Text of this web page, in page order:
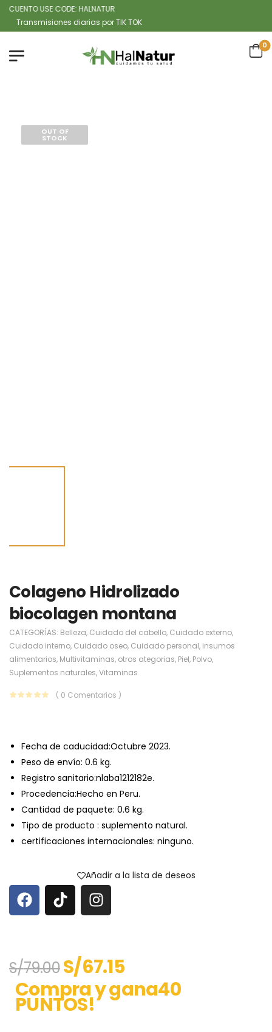
USE CODE: HALNATUR
diarias por TIK TOK
0
OUT OF
STOCK
Colageno Hidrolizado
biocolagen montana
CATEGORÍAS: Belleza, Cuidado del cabello, Cuidado externo,
Cuidado interno, Cuidado oseo, Cuidado personal, insumos
alimentarios, Multivitaminas, otros ategorias, Piel, Polvo,
Suplementos naturales,Vitaminas
( 0 Comentarios )
Fecha de caducidad:Octubre 2023.
Peso de envío: 0.6 kg.
Registro sanitario:nlaba1212182e.
Procedencia:Hecho en Peru.
Cantidad de paquete: 0.6 kg.
Tipo de producto : suplemento natural.
certificaciones internacionales: ninguno.
Añadir a la lista de deseos
S/79.00S/67.15
Compra y gana40
PUNTOS!